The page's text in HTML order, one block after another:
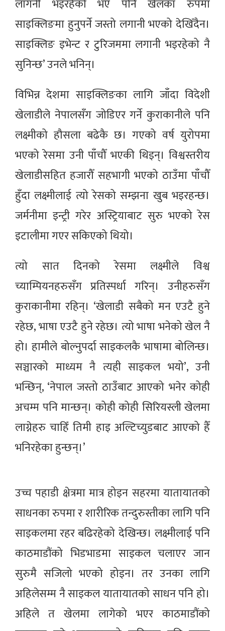
लागनी भइरहेको भए पनि खेलका रुपमा
साइक्लिङमा हुनुपर्ने जस्तो लगानी भएको देखिँदैन।
साइक्लिङ इभेन्ट र टुरिजममा लगानी भइरहेको नै
सुनिन्छ’ उनले भनिन्।
विभिन्न देशमा साइक्लिङका लागि जाँदा विदेशी
खेलाडीले नेपालसँग जोडिएर गर्ने कुराकानीले पनि
लक्ष्मीको हौसला बढेकै छ। गएको वर्ष युरोपमा
भएको रेसमा उनी पाँचौँ भएकी थिइन्। विश्वस्तरीय
खेलाडीसहित हजारौँ सहभागी भएको ठाउँमा पाँचौँ
हुँदा लक्ष्मीलाई त्यो रेसको सम्झना खुब भइरहन्छ।
जर्मनीमा इन्ट्री गरेर अस्ट्रियाबाट सुरु भएको रेस
इटालीमा गएर सकिएको थियो।
त्यो सात दिनको रेसमा लक्ष्मीले विश्व
च्याम्पियनहरुसँग प्रतिस्पर्धा गरिन्। उनीहरुसँग
कुराकानीमा रहिन्। ‘खेलाडी सबैको मन एउटै हुने
रहेछ, भाषा एउटै हुने रहेछ। त्यो भाषा भनेको खेल नै
हो। हामीले बोल्नुपर्दा साइकलकै भाषामा बोलिन्छ।
सञ्चारको माध्यम नै त्यही साइकल भयो’, उनी
भन्छिन्, ‘नेपाल जस्तो ठाउँबाट आएको भनेर कोही
अचम्म पनि मान्छन्। कोही कोही सिरियस्ली खेलमा
लाग्नेहरु चाहिँ तिमी हाइ अल्टिच्युडबाट आएको हैँ
भनिरहेका हुन्छन्।’
उच्च पहाडी क्षेत्रमा मात्र होइन सहरमा यातायातको
साधनका रुपमा र शारीरिक तन्दुरुस्तीका लागि पनि
साइकलमा रहर बढिरहेको देखिन्छ। लक्ष्मीलाई पनि
काठमाडौंको भिडभाडमा साइकल चलाएर जान
सुरुमै सजिलो भएको होइन। तर उनका लागि
अहिलेसम्म नै साइकल यातायातको साधन पनि हो।
अहिले त खेलमा लागेको भएर काठमाडौंको